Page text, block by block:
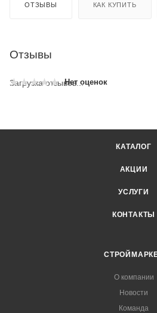
ОТЗЫВЫ КАК КУПИТЬ
Отзывы
Нет оценок
Загрузка отзывов...
КАТАЛОГ
АКЦИИ
УСЛУГИ
КОНТАКТЫ
О компании
Новости
Команда